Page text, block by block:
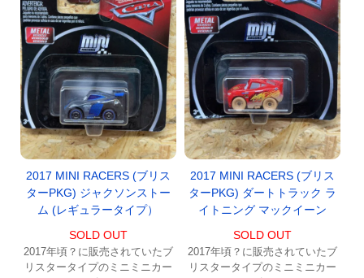
2017 MINI RACERS (ブリス
ターPKG) ジャクソンストー
ム (レギュラータイプ）
SOLD OUT
2017年頃？に販売されていたブ
リスタータイプのミニミニカー
2017 MINI RACERS (ブリス
ターPKG) ダートトラック ラ
イトニング マックイーン
SOLD OUT
2017年頃？に販売されていたブ
リスタータイプのミニミニカー